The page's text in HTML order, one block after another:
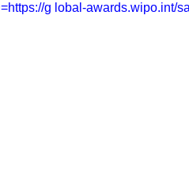
g lobal-awards.wipo.int/